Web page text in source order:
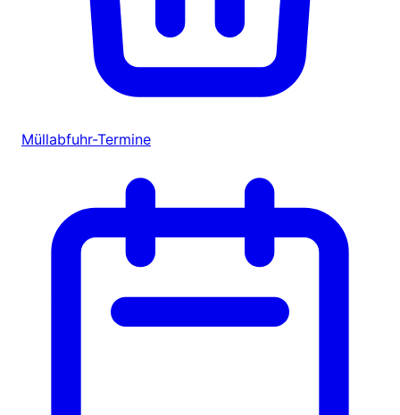
Müllabfuhr-Termine